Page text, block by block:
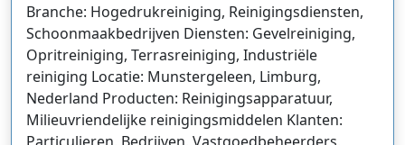
Branche: Hogedrukreiniging, Reinigingsdiensten,
Schoonmaakbedrijven Diensten: Gevelreiniging,
Opritreiniging, Terrasreiniging, Industriële
reiniging Locatie: Munstergeleen, Limburg,
Nederland Producten: Reinigingsapparatuur,
Milieuvriendelijke reinigingsmiddelen Klanten: